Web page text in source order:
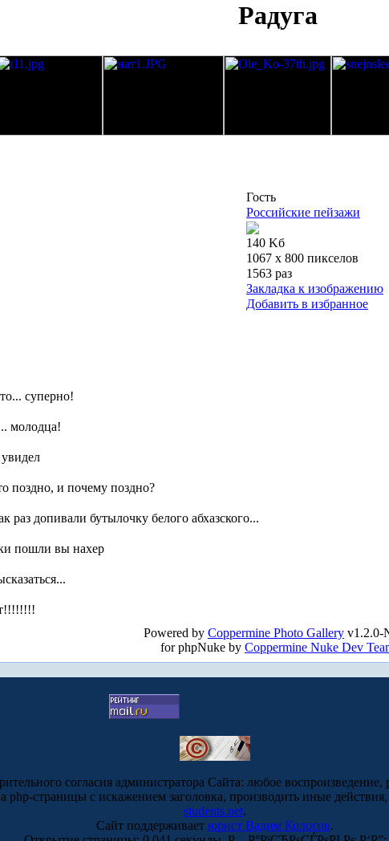
Радуга
Гость
Российские пейзажи
140 Kб
1067 x 800 пикселов
1563 раз
Закладка к изображению
Добавить в избранное
суперно!
молодца!
поздно, и почему поздно?
раз допивали бутылочку белого абхазского...
пошли вы нахер
Powered by Coppermine Photo Gallery v1.2.0-
for phpNuke by Coppermine Nuke Dev
согласия администратора Сайта: любое
страницы с искажением заголовка, производить иные действия,
students.net.
Сайт поддерживает юрист Вадим Колосов.